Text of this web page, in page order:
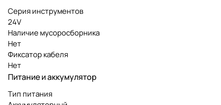
Серия инструментов
24V
Наличие мусоросборника
Нет
Фиксатор кабеля
Нет
Питание и аккумулятор
Тип питания